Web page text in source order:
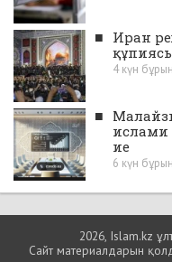
■ Иран
4 күн бұрын
■
ислами
ие
6 күн бұрын
2026, Islam.kz
Сайт материалдарын